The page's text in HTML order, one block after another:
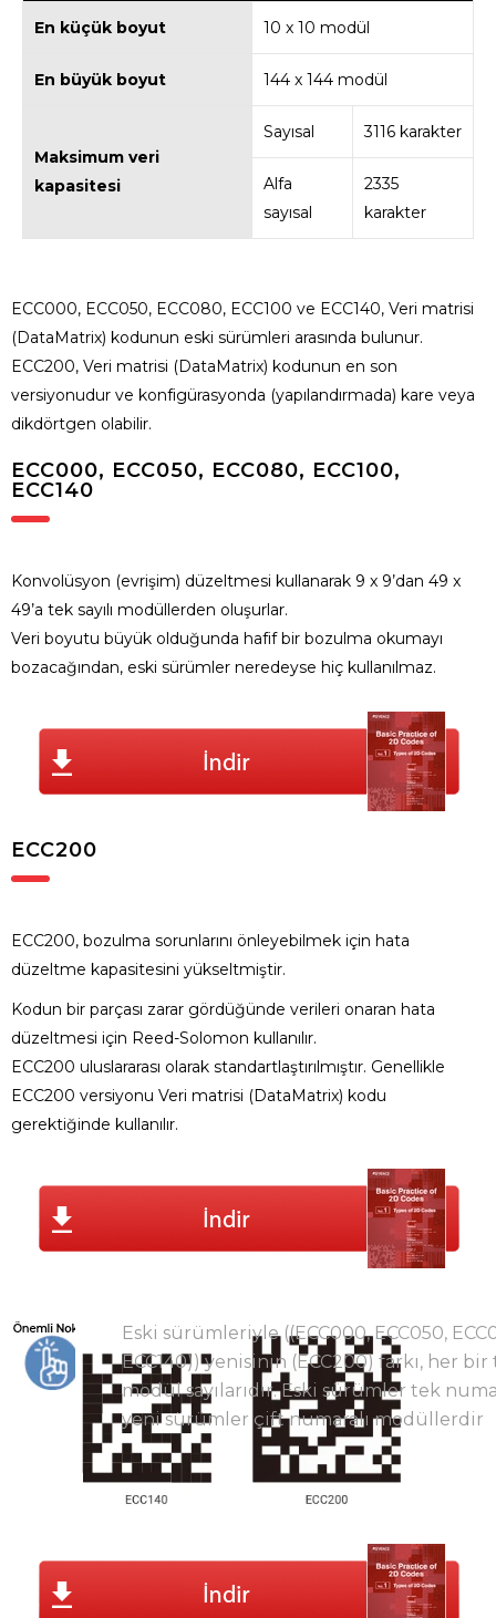
En küçük boyut 10 x 10 modül
En büyük boyut 144 x 144 modül
Maksimum veri
kapasitesi
Sayısal 3116 karakter
Alfa
sayısal
2335
karakter
ECC000, ECC050, ECC080, ECC100 ve ECC140, Veri matrisi
(DataMatrix) kodunun eski sürümleri arasında bulunur.
ECC200, Veri matrisi (DataMatrix) kodunun en son
versiyonudur ve konfigürasyonda (yapılandırmada) kare veya
dikdörtgen olabilir.
ECC000, ECC050, ECC080, ECC100,
ECC140
Konvolüsyon (evrişim) düzeltmesi kullanarak 9 x 9’dan 49 x
49’a tek sayılı modüllerden oluşurlar.
Veri boyutu büyük olduğunda hafif bir bozulma okumayı
bozacağından, eski sürümler neredeyse hiç kullanılmaz.
ECC200
ECC200, bozulma sorunlarını önleyebilmek için hata
düzeltme kapasitesini yükseltmiştir.
Kodun bir parçası zarar gördüğünde verileri onaran hata
düzeltmesi için Reed-Solomon kullanılır.
ECC200 uluslararası olarak standartlaştırılmıştır. Genellikle
ECC200 versiyonu Veri matrisi (DataMatrix) kodu
gerektiğinde kullanılır.
Eski sürümleriyle ((ECC000, ECC050,
ECC140)) yenisinin (ECC200) farkı, her
modül sayılarıdır. Eski sürümler tek
yeni sürümler çift numaralı modüllerdir